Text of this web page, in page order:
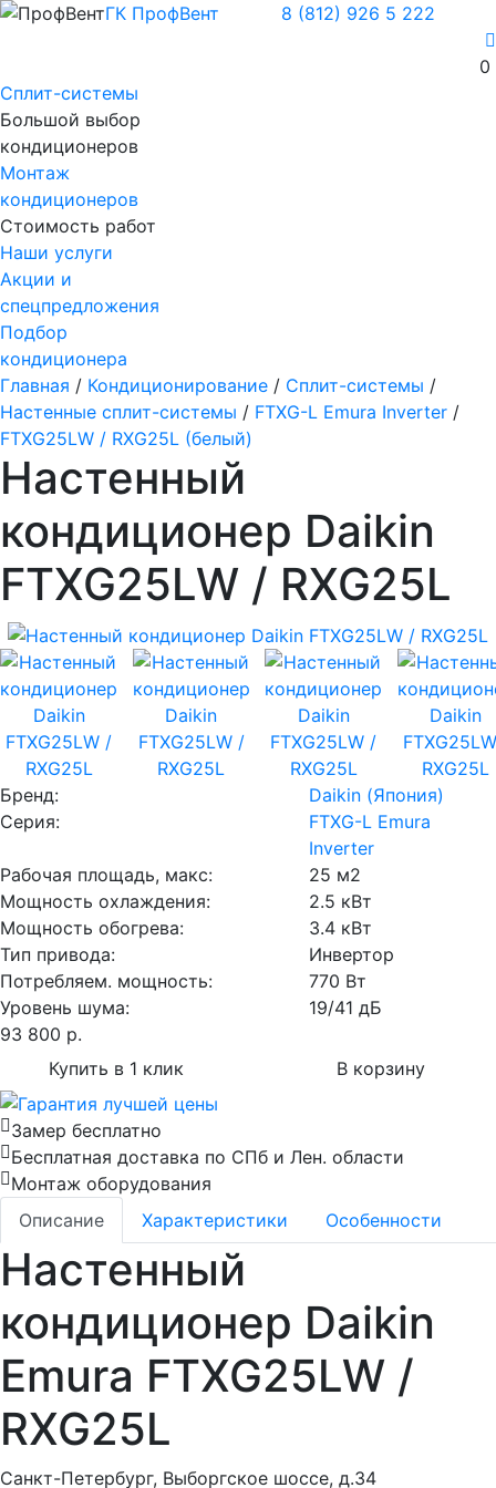
ГК ПрофВент 8 (812) 926 5 222
0
Сплит-системы
Большой выбор
кондиционеров
Монтаж
кондиционеров
Стоимость работ
Наши услуги
Акции и
спецпредложения
Подбор
кондиционера
Главная / Кондиционирование / Сплит-системы /
Настенные сплит-системы / FTXG-L Emura Inverter /
FTXG25LW / RXG25L (белый)
Настенный
кондиционер Daikin
FTXG25LW / RXG25L
Бренд:
Daikin (Япония)
Серия:
FTXG-L Emura
Inverter
Рабочая площадь, макс:
25 м2
Мощность охлаждения:
2.5 кВт
Мощность обогрева:
3.4 кВт
Тип привода:
Инвертор
Потребляем. мощность:
770 Вт
Уровень шума:
19/41 дБ
93 800 р.
Купить в 1 клик
В корзину
Замер бесплатно
Бесплатная доставка по СПб и Лен. области
Монтаж оборудования
Описание
Характеристики Особенности
Настенный
кондиционер Daikin
Emura FTXG25LW /
RXG25L
Санкт-Петербург, Выборгское шоссе, д.34